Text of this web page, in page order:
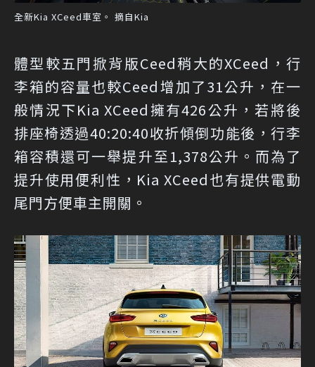
全新Kia XCeed車室。 摘自Kia
體型較五門掀背版Ceed稍大的XCeed，行
李箱的容量也較Ceed增加了31公升，在一
般情況下Kia XCeed擁有426公升，若將後
排座椅透過40:20:40收折傾倒功能後，行李
箱容積還可一舉提升至1,378公升。而為了
提升使用便利性，Kia XCeed也有提供電動
尾門方便車主開關。